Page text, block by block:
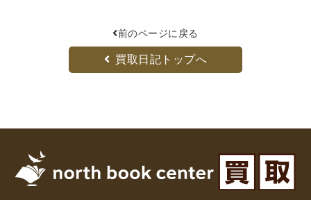
前のページに戻る
買取日記トップへ